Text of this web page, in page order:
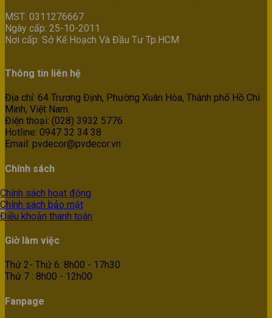
MST: 0311276667
Ngày cấp: 25-10-2011
Nơi cấp: Sở Kế Hoạch Và Đầu Tư Tp.HCM
Thông tin liên hệ
Địa chỉ: 64 Trương Định, Phường Xuân Hòa, Thành phố Hồ Chí
Minh, Việt Nam.
Điện thoại: (028) 3932 5776
Hotline: 0947 32 34 38
Email: pvdecor@pvdecor.vn
Chính sách
Chính sách hoạt động
Chính sách bảo mật
Điều khoản thanh toán
Giờ làm việc
Thứ 2- Thứ 6: 8h00 - 17h30
Thứ 7 : 8h00 - 12h00
Fanpage